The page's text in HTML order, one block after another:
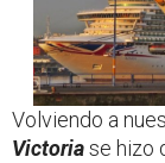
Volviendo a
Victoriase hizo